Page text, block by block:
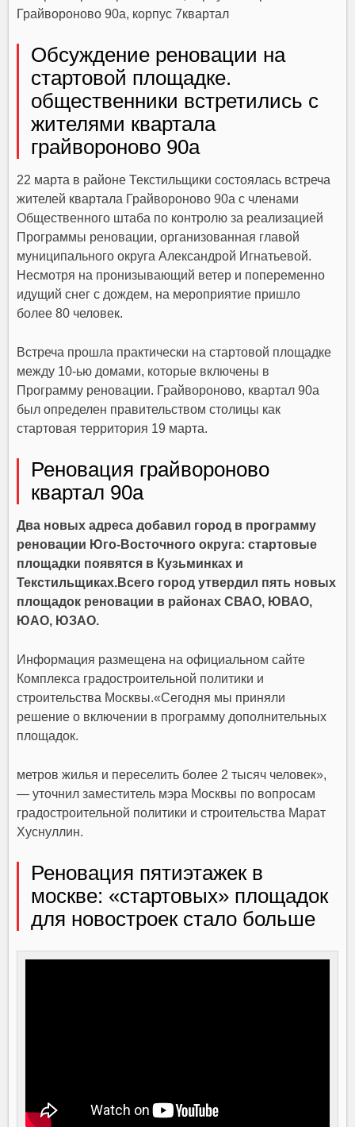
Грайвороново 90а, корпус 7квартал
Обсуждение реновации на
стартовой площадке.
общественники встретились с
жителями квартала
грайвороново 90а
22 марта в районе Текстильщики состоялась встреча
жителей квартала Грайвороново 90а с членами
Общественного штаба по контролю за реализацией
Программы реновации, организованная главой
муниципального округа Александрой Игнатьевой.
Несмотря на пронизывающий ветер и попеременно
идущий снег с дождем, на мероприятие пришло
более 80 человек.
Встреча прошла практически на стартовой площадке
между 10-ью домами, которые включены в
Программу реновации. Грайвороново, квартал 90а
был определен правительством столицы как
стартовая территория 19 марта.
Реновация грайвороново
квартал 90а
Два новых адреса добавил город в программу
реновации Юго-Восточного округа: стартовые
площадки появятся в Кузьминках и
Текстильщиках.Всего город утвердил пять новых
площадок реновации в районах СВАО, ЮВАО,
ЮАО, ЮЗАО.
Информация размещена на официальном сайте
Комплекса градостроительной политики и
строительства Москвы.«Сегодня мы приняли
решение о включении в программу дополнительных
площадок.
метров жилья и переселить более 2 тысяч человек»,
— уточнил заместитель мэра Москвы по вопросам
градостроительной политики и строительства Марат
Хуснуллин.
Реновация пятиэтажек в
москве: «стартовых» площадок
для новостроек стало больше